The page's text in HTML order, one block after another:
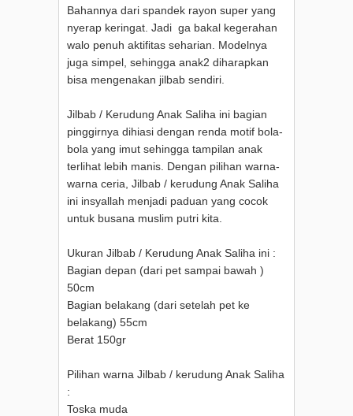
Bahannya dari spandek rayon super yang
nyerap keringat. Jadi ga bakal kegerahan
walo penuh aktifitas seharian. Modelnya
juga simpel, sehingga anak2 diharapkan
bisa mengenakan jilbab sendiri.
Jilbab / Kerudung Anak Saliha ini bagian
pinggirnya dihiasi dengan renda motif bola-
bola yang imut sehingga tampilan anak
terlihat lebih manis. Dengan pilihan warna-
warna ceria, Jilbab / kerudung Anak Saliha
ini insyallah menjadi paduan yang cocok
untuk busana muslim putri kita.
Ukuran Jilbab / Kerudung Anak Saliha ini :
Bagian depan (dari pet sampai bawah )
50cm
Bagian belakang (dari setelah pet ke
belakang) 55cm
Berat 150gr
Pilihan warna Jilbab / kerudung Anak Saliha
:
Toska muda